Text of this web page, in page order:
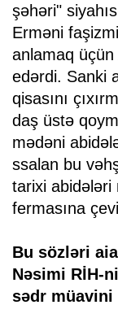
şəhəri"
Erməni
anlamaq
edərdi. Sanki
qisasını
daş üstə
mədəni
ssalan bu
tarixi abidələri
fermasına
Bu sözləri
Nəsimi RİH-
sədr müavini